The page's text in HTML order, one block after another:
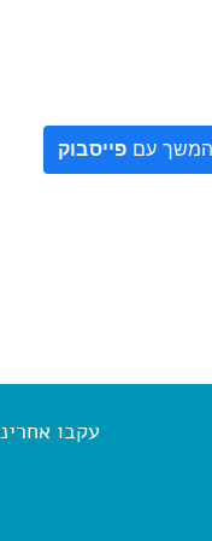
המשך עם פייסבוק
עקבו